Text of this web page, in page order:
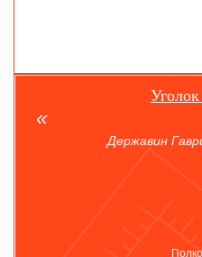
Державин